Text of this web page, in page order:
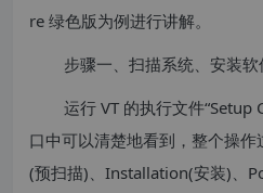
re 绿色版为例进行讲解。
步骤一、扫描系统、安装软
运行 VT 的执行文件“Setup
口中可以清楚地看到，整个操
(预扫描)、Installation(安装)、